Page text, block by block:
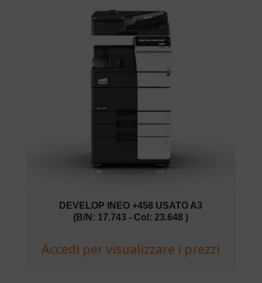
DEVELOP INEO +458 USATO A3
(B/N: 17.743 - Col: 23.648 )
Accedi per visualizzare i prezzi